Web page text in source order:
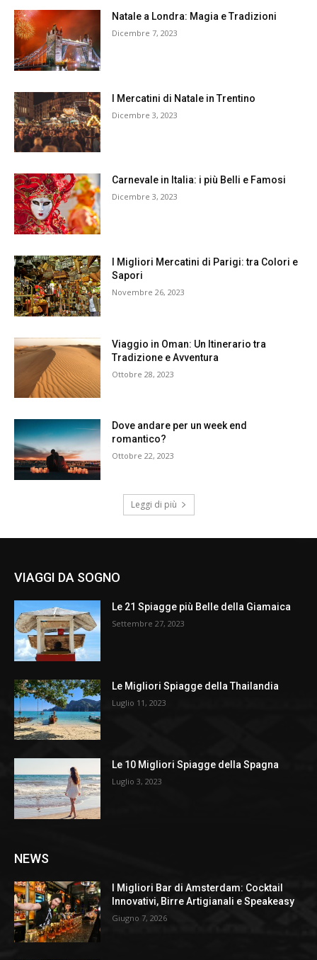
Natale a Londra: Magia e Tradizioni
Dicembre 7, 2023
I Mercatini di Natale in Trentino
Dicembre 3, 2023
Carnevale in Italia: i più Belli e Famosi
Dicembre 3, 2023
I Migliori Mercatini di Parigi: tra Colori e
Sapori
Novembre 26, 2023
Viaggio in Oman: Un Itinerario tra
Tradizione e Avventura
Ottobre 28, 2023
Dove andare per un week end
romantico?
Ottobre 22, 2023
Leggi di più
VIAGGI DA SOGNO
Le 21 Spiagge più Belle della Giamaica
Settembre 27, 2023
Le Migliori Spiagge della Thailandia
Luglio 11, 2023
Le 10 Migliori Spiagge della Spagna
Luglio 3, 2023
NEWS
I Migliori Bar di Amsterdam: Cocktail
Innovativi, Birre Artigianali e Speakeasy
Giugno 7, 2026